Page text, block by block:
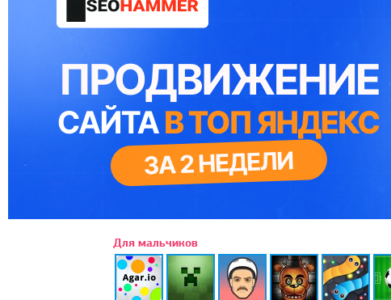
Для мальчиков